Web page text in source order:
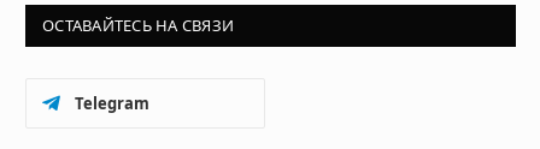
ОСТАВАЙТЕСЬ НА СВЯЗИ
Telegram